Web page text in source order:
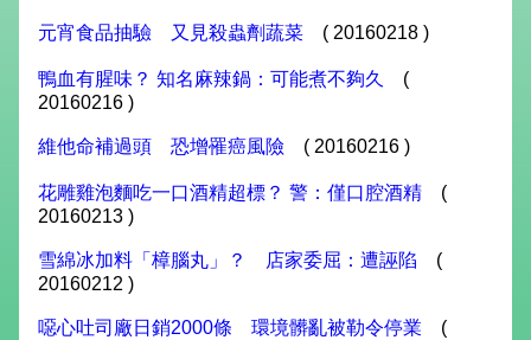
元宵食品抽驗 又見殺蟲劑蔬菜 ( 20160218 )
鴨血有腥味？ 知名麻辣鍋：可能煮不夠久
(
20160216 )
維他命補過頭 恐增罹癌風險 ( 20160216 )
花雕雞泡麵吃一口酒精超標？ 警：僅口腔酒精 (
20160213 )
雪綿冰加料「樟腦丸」？ 店家委屈：遭誣陷 (
20160212 )
噁心吐司廠日銷2000條 環境髒亂被勒令停業 (